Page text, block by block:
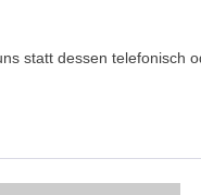
statt dessen telefonisch